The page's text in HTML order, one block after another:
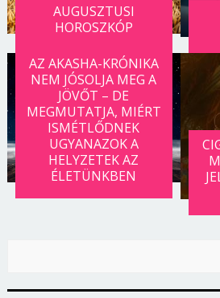
AUGUSZTUSI
HOROSZKÓP
AZ AKASHA-KRÓNIKA
NEM JÓSOLJA MEG A
JÖVŐT – DE
MEGMUTATJA, MIÉRT
ISMÉTLŐDNEK
UGYANAZOK A
HELYZETEK AZ
ÉLETÜNKBEN
Borsonline